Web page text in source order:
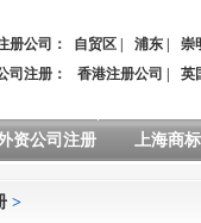
册公司： 自贸区 浦东 崇
司注册：
香港注册公司 英
资公司注册 上海商
>